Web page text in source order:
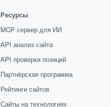
Ресурсы
MCP сервер для ИИ
API анализ сайта
API проверки позиций
Партнёрская программа
Рейтинги сайтов
Сайты на технологиях